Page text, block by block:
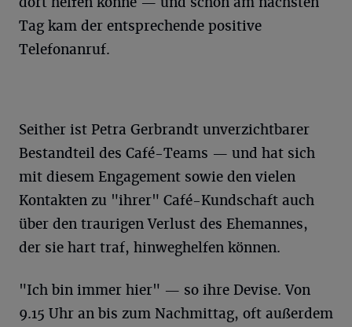
Tag kam der entsprechende positive
Telefonanruf.
Seither ist Petra Gerbrandt unverzichtbarer
Bestandteil des Café-Teams — und hat sich
mit diesem Engagement sowie den vielen
Kontakten zu "ihrer" Café-Kundschaft auch
über den traurigen Verlust des Ehemannes,
der sie hart traf, hinweghelfen können.
"Ich bin immer hier" — so ihre Devise. Von
9.15 Uhr an bis zum Nachmittag, oft außerdem